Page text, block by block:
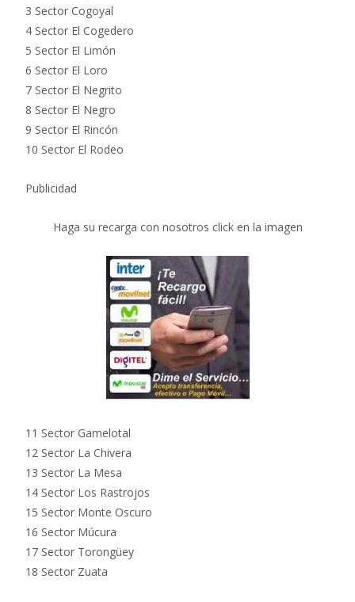
3 Sector Cogoyal
4 Sector El Cogedero
5 Sector El Limón
6 Sector El Loro
7 Sector El Negrito
8 Sector El Negro
9 Sector El Rincón
10 Sector El Rodeo
Publicidad
Haga su recarga con nosotros click en la imagen
11 Sector Gamelotal
12 Sector La Chivera
13 Sector La Mesa
14 Sector Los Rastrojos
15 Sector Monte Oscuro
16 Sector Múcura
17 Sector Torongüey
18 Sector Zuata